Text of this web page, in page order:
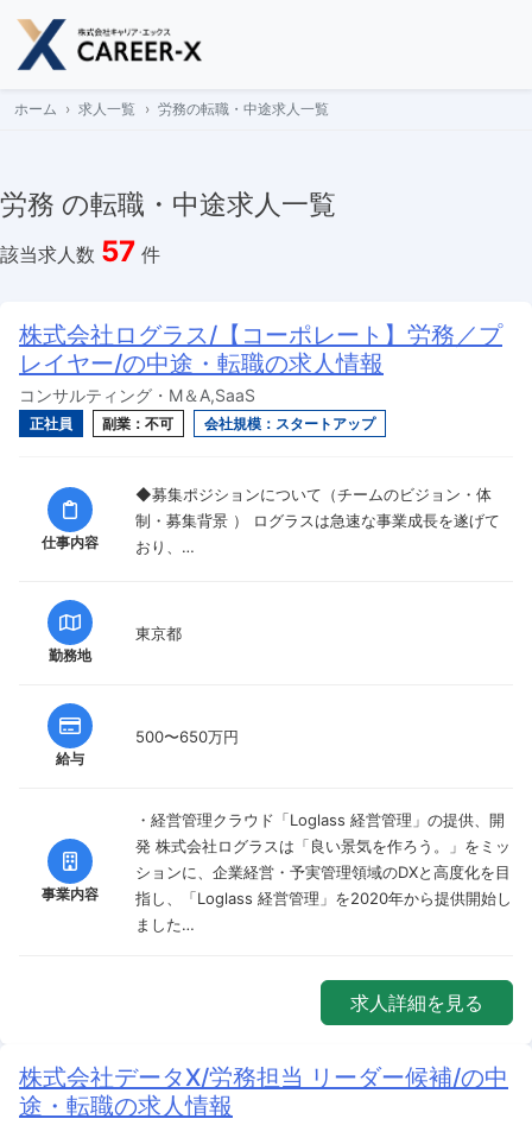
Skip
content
ホーム 求人一覧 労務の転職・中途求人一覧
労務 の転職・中途求人一覧
該当求人数 57 件
株式会社ログラス/【コーポレート】労務／プ
レイヤー/の中途・転職の求人情報
コンサルティング・M＆A,SaaS
正社員 副業：不可 会社規模：スタートアップ
仕事内容
◆募集ポジションについて（チームのビジョン・体
制・募集背景 ） ログラスは急速な事業成長を遂げて
おり、…
勤務地
東京都
給与
500〜650万円
事業内容
・経営管理クラウド「Loglass 経営管理」の提供、開
発 株式会社ログラスは「良い景気を作ろう。」をミッ
ションに、企業経営・予実管理領域のDXと高度化を目
指し、「Loglass 経営管理」を2020年から提供開始し
ました…
求人詳細を見る
株式会社データX/労務担当 リーダー候補/の中
途・転職の求人情報